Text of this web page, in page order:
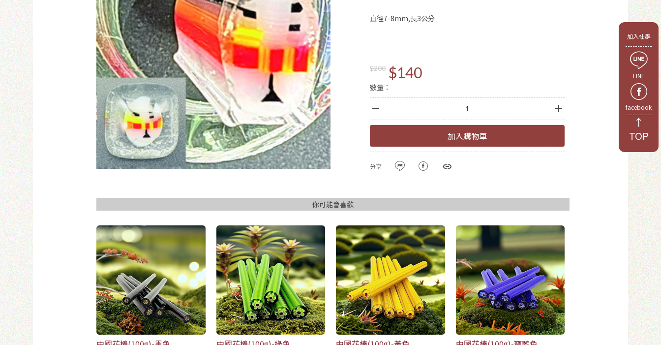
會員登入
Email
密碼
登入
註冊新會員
使用LINE登入
註冊會員
Email
密碼
確認
密碼長度必須大於8位數
已有會員
加入社群
LINE
facebook
↑
TOP
直徑7-8mm,長3公分
$200 $140
數量：
加入購物車
分享
你可能會喜歡